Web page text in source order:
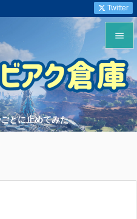
とに止めてみた


メニュ

サイド


Twitter